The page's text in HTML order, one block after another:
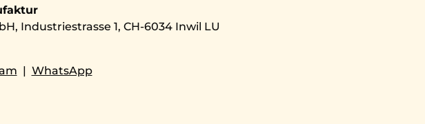
Industriestrasse 1, CH-6034 Inwil LU
| WhatsApp